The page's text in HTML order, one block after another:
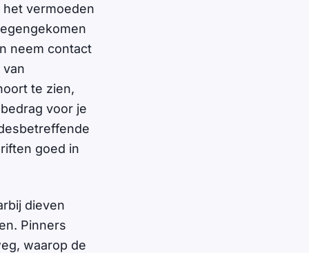
het vermoeden
neem contact
te zien,
voor je
goed in
dieven
Pinners
waarop de